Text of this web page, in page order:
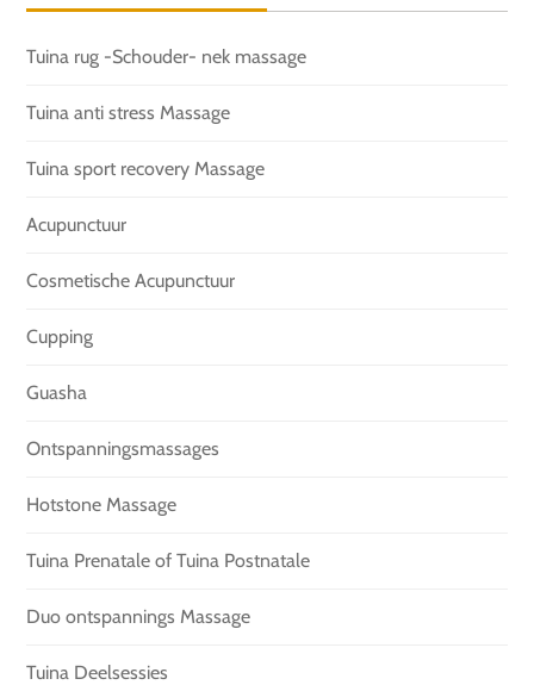
Tuina rug -Schouder- nek massage
Tuina anti stress Massage
Tuina sport recovery Massage
Acupunctuur
Cosmetische Acupunctuur
Cupping
Guasha
Ontspanningsmassages
Hotstone Massage
Tuina Prenatale of Tuina Postnatale
Duo ontspannings Massage
Tuina Deelsessies